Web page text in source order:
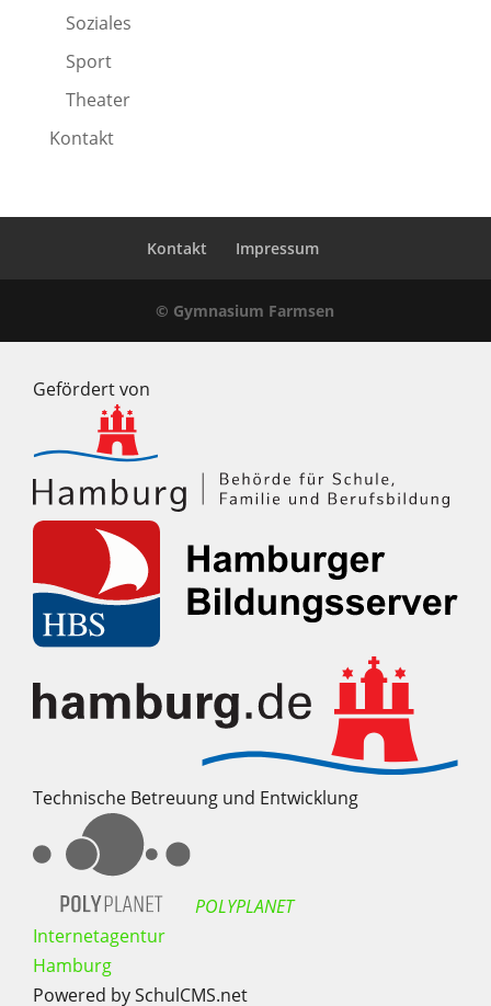
Soziales
Sport
Theater
Kontakt
Kontakt Impressum
© Gymnasium Farmsen
Gefördert von
Technische Betreuung und Entwicklung
POLYPLANET
Internetagentur
Hamburg
Powered by SchulCMS.net